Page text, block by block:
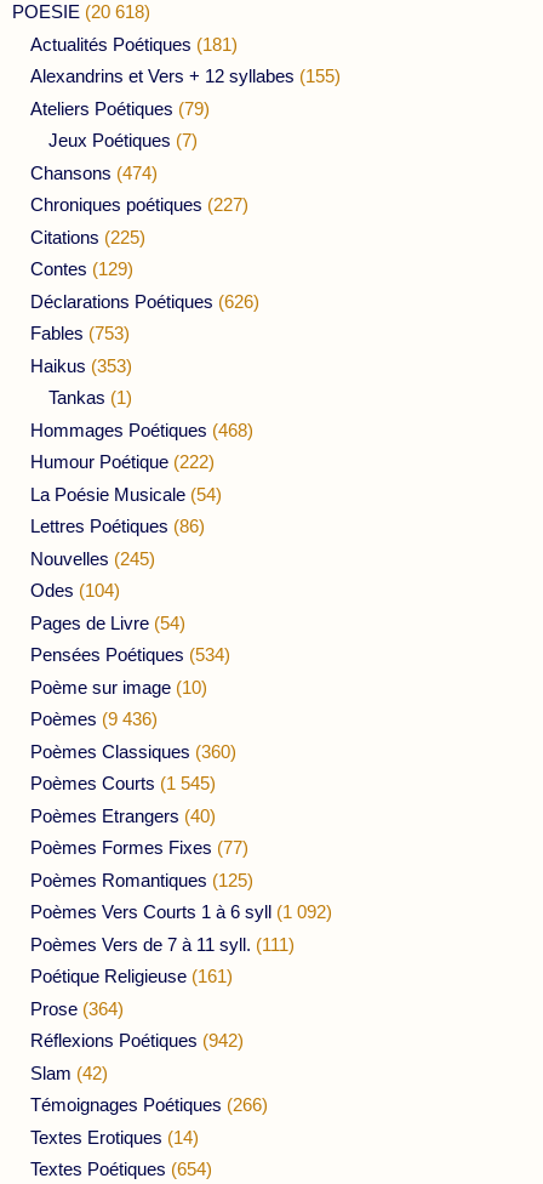
POESIE (20 618)
Actualités Poétiques (181)
Alexandrins et Vers + 12 syllabes (155)
Ateliers Poétiques (79)
Jeux Poétiques (7)
Chansons (474)
Chroniques poétiques (227)
Citations (225)
Contes (129)
Déclarations Poétiques (626)
Fables (753)
Haikus (353)
Tankas (1)
Hommages Poétiques (468)
Humour Poétique (222)
La Poésie Musicale (54)
Lettres Poétiques (86)
Nouvelles (245)
Odes (104)
Pages de Livre (54)
Pensées Poétiques (534)
Poème sur image (10)
Poèmes (9 436)
Poèmes Classiques (360)
Poèmes Courts (1 545)
Poèmes Etrangers (40)
Poèmes Formes Fixes (77)
Poèmes Romantiques (125)
Poèmes Vers Courts 1 à 6 syll (1 092)
Poèmes Vers de 7 à 11 syll. (111)
Poétique Religieuse (161)
Prose (364)
Réflexions Poétiques (942)
Slam (42)
Témoignages Poétiques (266)
Textes Erotiques (14)
Textes Poétiques (654)